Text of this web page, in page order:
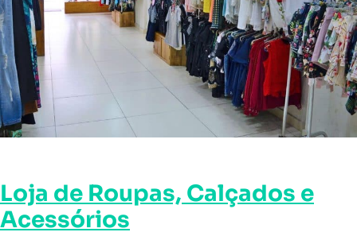
Loja de Roupas, Calçados e
Acessórios